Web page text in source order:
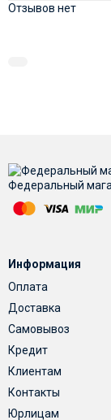
Отзывов нет
Федеральный
Информация
Оплата
Доставка
Самовывоз
Кредит
Клиентам
Контакты
Юрлицам